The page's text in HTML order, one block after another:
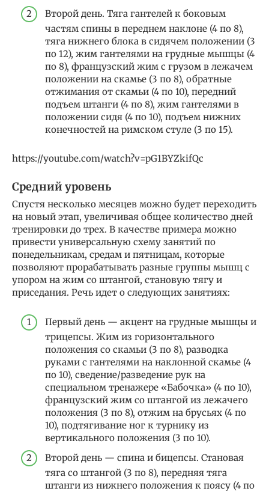
Второй день. Тяга гантелей к боковым
частям спины в переднем наклоне (4 по 8),
тяга нижнего блока в сидячем положении (3
по 12), жим гантелями на грудные мышцы (4
по 8), французский жим с грузом в лежачем
положении на скамье (3 по 8), обратные
отжимания от скамьи (4 по 10), передний
подъем штанги (4 по 8), жим гантелями в
положении сидя (4 по 10), подъем нижних
конечностей на римском стуле (3 по 15).
https://youtube.com/watch?v=pG1BYZkifQc
Средний уровень
Спустя несколько месяцев можно будет переходить
на новый этап, увеличивая общее количество дней
тренировки до трех. В качестве примера можно
привести универсальную схему занятий по
понедельникам, средам и пятницам, которые
позволяют прорабатывать разные группы мышц с
упором на жим со штангой, становую тягу и
приседания. Речь идет о следующих занятиях:
Первый день — акцент на грудные мышцы и
трицепсы. Жим из горизонтального
положения со скамьи (3 по 8), разводка
руками с гантелями на наклонной скамье (4
по 10), сведение/разведение рук на
специальном тренажере «Бабочка» (4 по 10),
французский жим со штангой из лежачего
положения (3 по 8), отжим на брусьях (4 по
10), подтягивание ног к турнику из
вертикального положения (3 по 10).
Второй день — спина и бицепсы. Становая
тяга со штангой (3 по 8), передняя тяга
штанги из нижнего положения к поясу (4 по